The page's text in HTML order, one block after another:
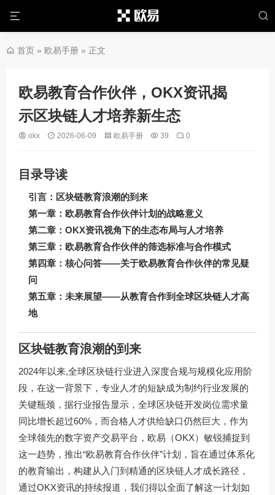
首页 » 欧易手册 » 正文
欧易教育合作伙伴，OKX资讯揭
示区块链人才培养新生态
okx 2026-06-09 欧易手册 39 0
目录导读
引言：区块链教育浪潮的到来
第一章：欧易教育合作伙伴计划的战略意义
第二章：OKX资讯视角下的生态布局与人才培养
第三章：欧易教育合作伙伴的筛选标准与合作模式
第四章：核心问答——关于欧易教育合作伙伴的常见疑
问
第五章：未来展望——从教育合作到全球区块链人才高
地
区块链教育浪潮的到来
2024年以来,全球区块链行业进入深度合规与规模化应用阶
段，在这一背景下，专业人才的短缺成为制约行业发展的
关键瓶颈，据行业报告显示，全球区块链开发岗位需求量
同比增长超过60%，而合格人才供给缺口仍然巨大，作为
全球领先的数字资产交易平台，欧易（OKX）敏锐捕捉到
这一趋势，推出“欧易教育合作伙伴”计划，旨在通过体系化
的教育输出，构建从入门到精通的区块链人才成长路径，
通过OKX资讯的持续报道，我们得以全面了解这一计划如